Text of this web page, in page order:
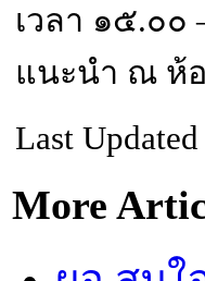
เวลา ๑๕.๐๐
แนะนำ ณ ห้
Last
More